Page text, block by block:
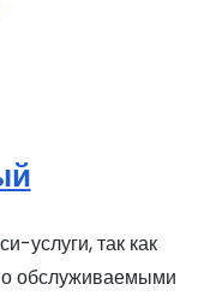
услуги, так как
обслуживаемыми